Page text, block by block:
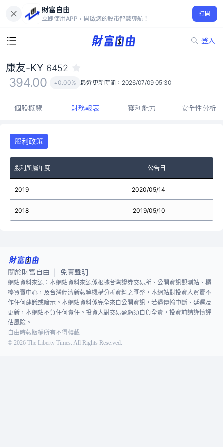
財富自由
立即使用APP，開啟您的股市智慧導航！
打開
登入
394.00
0.00%
康友-KY 6452
394.00 0.00% 最近更新時間： 2026/07/09 05:30
個股概覽 財務報表 獲利能力 安全性分析
股利政策
股利所屬年度 公告日
2019
2018
2020/05/14
2019/05/10
關於財富自由 免責聲明
網站資料來源：本網站資料來源係根據台灣證券交易所、公開資訊觀測站、櫃
檯買賣中心，及台灣經濟新報等機構分析資料之匯整，本網站對投資人買賣不
作任何建議或暗示。本網站資料係完全來自公開資訊，若遇傳輸中斷、延遲及
更新，本網站不負任何責任。投資人對交易盈虧須自負全責，投資前請謹慎評
估風險。
自由時報版權所有不得轉載
© 2026 The Liberty Times. All Rights Reserved.